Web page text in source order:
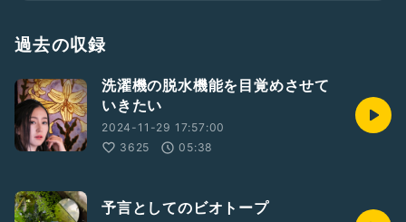
過去の収録
洗濯機の脱水機能を目覚めさせて
いきたい
2024-11-29 17:57:00
3625
05:38
予言としてのビオトープ